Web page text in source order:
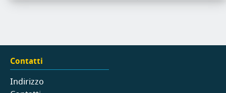
Contatti
Indirizzo